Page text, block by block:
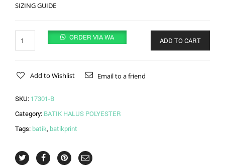
SIZING GUIDE
ADD TO CART
ORDER VIA WA
Add to Wishlist Email to a friend
SKU: 17301-B
Category: BATIK HALUS POLYESTER
Tags: batik, batikprint